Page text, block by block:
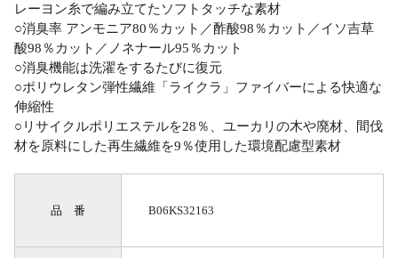
レーヨン糸で編み立てたソフトタッチな素材
○消臭率 アンモニア80％カット／酢酸98％カット／イソ吉草
酸98％カット／ノネナール95％カット
○消臭機能は洗濯をするたびに復元
○ポリウレタン弾性繊維「ライクラ」ファイバーによる快適な
伸縮性
○リサイクルポリエステルを28％、ユーカリの木や廃材、間伐
材を原料にした再生繊維を9％使用した環境配慮型素材
品 番 B06KS32163